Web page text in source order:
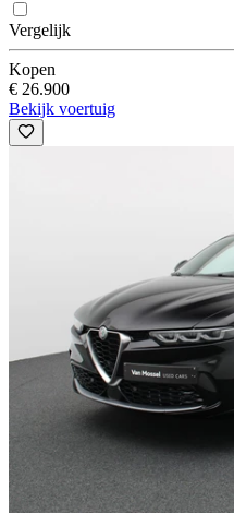
Vergelijk
Kopen
€ 26.900
Bekijk voertuig